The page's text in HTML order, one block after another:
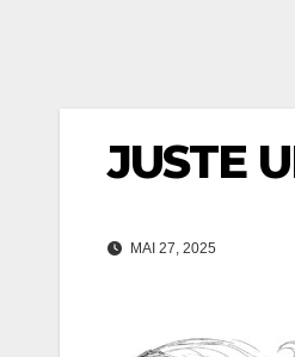
JUSTE
MAI 27, 2025